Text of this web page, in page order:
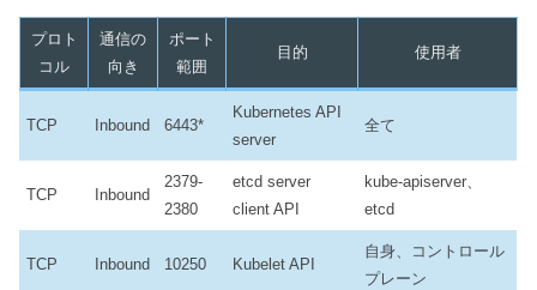
プロト
コル
通信の
向き
ポート
範囲
目的 使用者
TCP Inbound 6443*
Kubernetes API
server
全て
TCP Inbound
2379-
2380
etcd server
client API
kube-apiserver、
etcd
TCP Inbound 10250 Kubelet API
自身、コントロール
プレーン